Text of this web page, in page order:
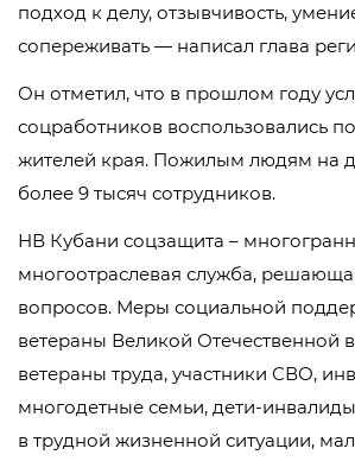
подход к делу, отзывчивость,
сопереживать — написал глава
Он отметил, что в прошлом году
соцработников воспользовались
жителей края. Пожилым людям на
более 9 тысяч сотрудников.
НВ Кубани соцзащита –
многоотраслевая служба,
вопросов. Меры социальной
ветераны Великой Отечественной
ветераны труда, участники СВО,
многодетные семьи, дети-
в трудной жизненной ситуации,